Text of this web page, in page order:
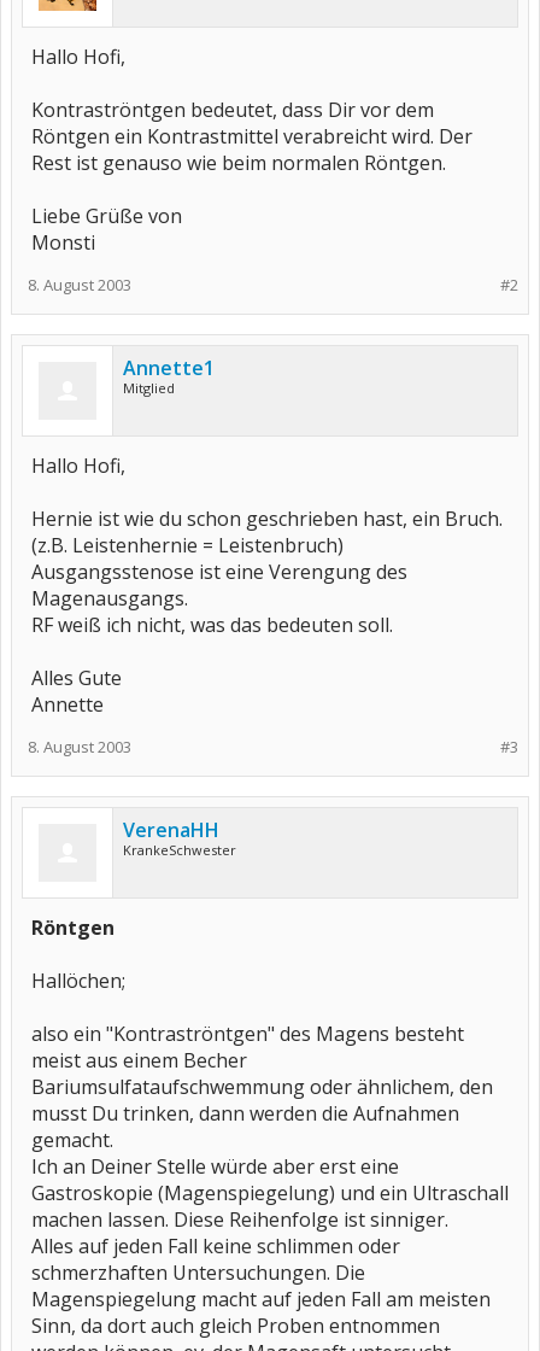
Hallo Hofi,
Kontraströntgen bedeutet, dass Dir vor dem
Röntgen ein Kontrastmittel verabreicht wird. Der
Rest ist genauso wie beim normalen Röntgen.
Liebe Grüße von
Monsti
#2
8. August 2003
Annette1
Mitglied
Hallo Hofi,
Hernie ist wie du schon geschrieben hast, ein Bruch.
(z.B. Leistenhernie = Leistenbruch)
Ausgangsstenose ist eine Verengung des
Magenausgangs.
RF weiß ich nicht, was das bedeuten soll.
Alles Gute
Annette
#3
8. August 2003
VerenaHH
KrankeSchwester
Röntgen
Hallöchen;
also ein "Kontraströntgen" des Magens besteht
meist aus einem Becher
Bariumsulfataufschwemmung oder ähnlichem, den
musst Du trinken, dann werden die Aufnahmen
gemacht.
Ich an Deiner Stelle würde aber erst eine
Gastroskopie (Magenspiegelung) und ein Ultraschall
machen lassen. Diese Reihenfolge ist sinniger.
Alles auf jeden Fall keine schlimmen oder
schmerzhaften Untersuchungen. Die
Magenspiegelung macht auf jeden Fall am meisten
Sinn, da dort auch gleich Proben entnommen